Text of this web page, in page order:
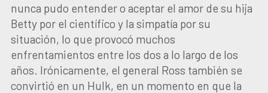
nunca pudo entender o aceptar el amor de su hija
Betty por el científico y la simpatía por su
situación, lo que provocó muchos
enfrentamientos entre los dos a lo largo de los
años. Irónicamente, el general Ross también se
convirtió en un Hulk, en un momento en que la